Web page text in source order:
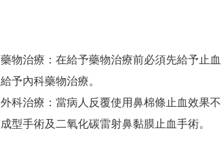
藥物治療：在給予藥物治療前必須先給予止
給予內科藥物治療。
外科治療：當病人反覆使用鼻棉條止血效果
成型手術及二氧化碳雷射鼻黏膜止血手術。